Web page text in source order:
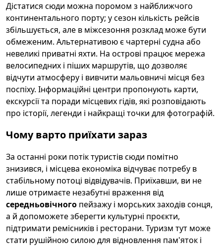
Дістатися сюди можна поромом з найближчого
континентального порту; у сезон кількість рейсів
збільшується, але в міжсезоння розклад може бути
обмеженим. Альтернативою є чартерні судна або
невеликі приватні яхти. На острові працює мережа
велосипедних і піших маршрутів, що дозволяє
відчути атмосферу і вивчити мальовничі місця без
поспіху. Інформаційні центри пропонують карти,
екскурсії та поради місцевих гідів, які розповідають
про історії, легенди і найкращі точки для фотографій.
Чому варто приїхати зараз
За останні роки потік туристів сюди помітно
знизився, і місцева економіка відчуває потребу в
стабільному потоці відвідувачів. Приїхавши, ви не
лише отримаєте незабутні враження від
середньовічного пейзажу і морських заходів сонця,
а й допоможете зберегти культурні проєкти,
підтримати ремісників і ресторани. Туризм тут може
стати рушійною силою для відновлення пам'яток і